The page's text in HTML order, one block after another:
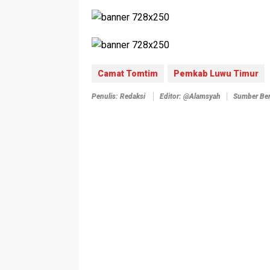
Camat Tomtim Pemkab Luwu Timur
Penulis: Redaksi Editor: @alamsyah Sumber